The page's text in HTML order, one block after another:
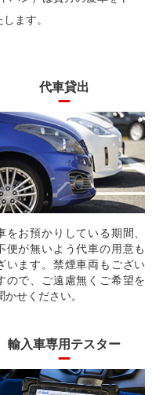
ます。
代車貸出
をお預かりしている期間、
便が無いよう代車の用意も
います。禁煙車両もござい
ので、ご遠慮無くご希望を
かせください。
輸入車専用テスター